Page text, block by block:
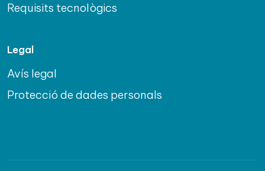
Requisits tecnològics
Legal
Avís legal
Protecció de dades personals